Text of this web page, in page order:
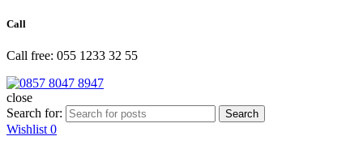
Call
Call free: 055 1233 32 55
close
Search for:
Search
Wishlist 0